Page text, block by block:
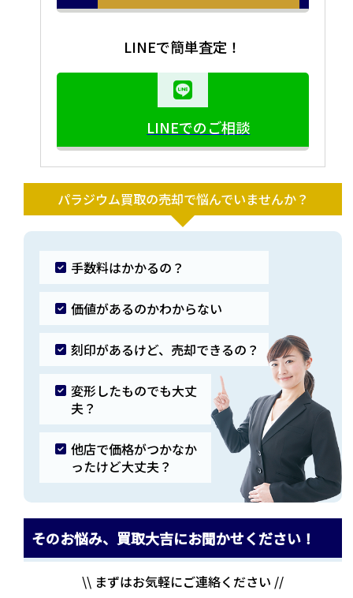
LINEで簡単査定！
LINEでのご相談
パラジウム買取の売却で悩んでいませんか？
手数料はかかるの？
価値があるのかわからない
刻印があるけど、売却できるの？
変形したものでも大丈
夫？
他店で価格がつかなか
ったけど大丈夫？
そのお悩み、買取大吉にお聞かせください！
\\ まずはお気軽にご連絡ください //